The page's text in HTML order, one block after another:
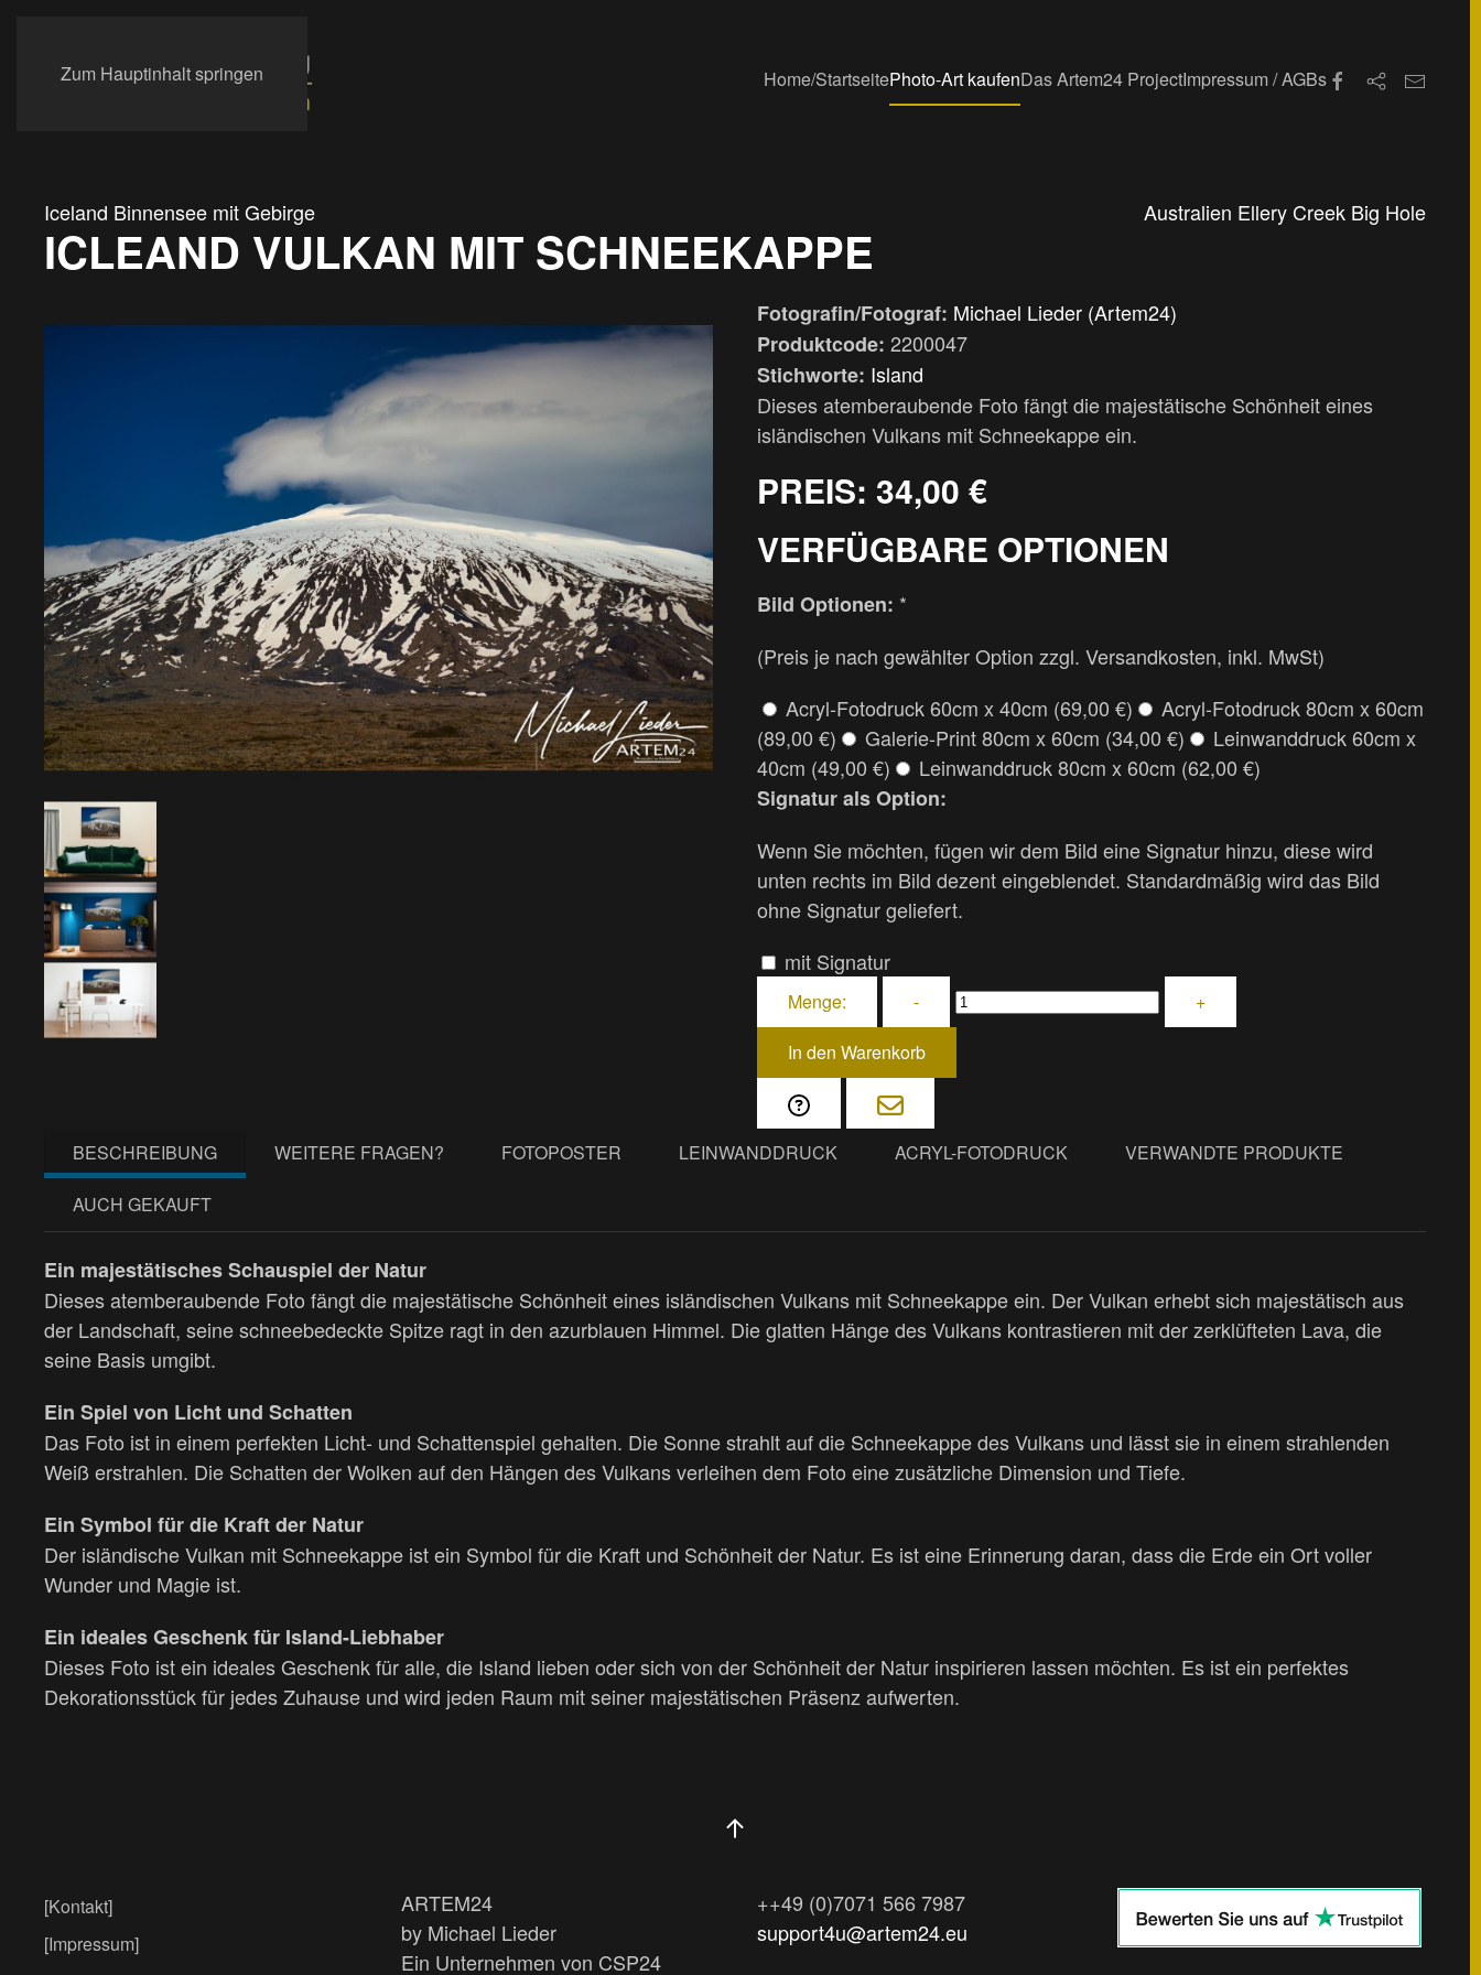
Zum Hauptinhalt springen Home/StartseitePhoto-Art kaufenDas Artem24 ProjectImpressum / AGBs
Iceland Binnensee mit Gebirge Australien Ellery Creek Big Hole
ICLEAND VULKAN MIT SCHNEEKAPPE
Fotografin/Fotograf: Michael Lieder (Artem24)
Produktcode: 2200047
Stichworte: Island
Dieses atemberaubende Foto fängt die majestätische Schönheit eines
isländischen Vulkans mit Schneekappe ein.
PREIS: 34,00 €
VERFÜGBARE OPTIONEN
Bild Optionen: *
(Preis je nach gewählter Option zzgl. Versandkosten, inkl. MwSt)
Acryl-Fotodruck 60cm x 40cm (69,00 €)
Acryl-Fotodruck 80cm x 60cm
(89,00 €)
Galerie-Print 80cm x 60cm (34,00 €)
Leinwanddruck 60cm x
40cm (49,00 €)
Leinwanddruck 80cm x 60cm (62,00 €)
Signatur als Option:
Wenn Sie möchten, fügen wir dem Bild eine Signatur hinzu, diese wird
unten rechts im Bild dezent eingeblendet. Standardmäßig wird das Bild
ohne Signatur geliefert.
mit Signatur
Menge: -
+
In den Warenkorb
BESCHREIBUNG WEITERE FRAGEN? FOTOPOSTER LEINWANDDRUCK ACRYL-FOTODRUCK VERWANDTE PRODUKTE
AUCH GEKAUFT
Ein majestätisches Schauspiel der Natur
Dieses atemberaubende Foto fängt die majestätische Schönheit eines isländischen Vulkans mit Schneekappe ein. Der Vulkan erhebt sich majestätisch aus
der Landschaft, seine schneebedeckte Spitze ragt in den azurblauen Himmel. Die glatten Hänge des Vulkans kontrastieren mit der zerklüfteten Lava, die
seine Basis umgibt.
Ein Spiel von Licht und Schatten
Das Foto ist in einem perfekten Licht- und Schattenspiel gehalten. Die Sonne strahlt auf die Schneekappe des Vulkans und lässt sie in einem strahlenden
Weiß erstrahlen. Die Schatten der Wolken auf den Hängen des Vulkans verleihen dem Foto eine zusätzliche Dimension und Tiefe.
Ein Symbol für die Kraft der Natur
Der isländische Vulkan mit Schneekappe ist ein Symbol für die Kraft und Schönheit der Natur. Es ist eine Erinnerung daran, dass die Erde ein Ort voller
Wunder und Magie ist.
Ein ideales Geschenk für Island-Liebhaber
Dieses Foto ist ein ideales Geschenk für alle, die Island lieben oder sich von der Schönheit der Natur inspirieren lassen möchten. Es ist ein perfektes
Dekorationsstück für jedes Zuhause und wird jeden Raum mit seiner majestätischen Präsenz aufwerten.
[Kontakt]
[Impressum]
ARTEM24
by Michael Lieder
Ein Unternehmen von CSP24
++49 (0)7071 566 7987
support4u@artem24.eu